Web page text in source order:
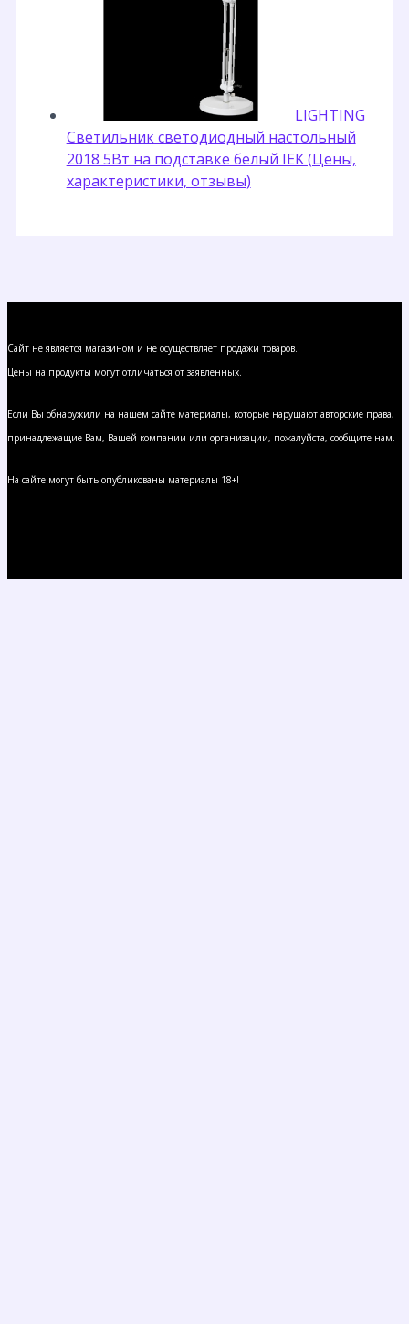
LIGHTING
Светильник светодиодный настольный
2018 5Вт на подставке белый IEK (Цены,
характеристики, отзывы)
Сайт не является магазином и не осуществляет продажи товаров.
Цены на продукты могут отличаться от заявленных.
Если Вы обнаружили на нашем сайте материалы, которые нарушают авторские права,
принадлежащие Вам, Вашей компании или организации, пожалуйста, сообщите нам.
На сайте могут быть опубликованы материалы 18+!